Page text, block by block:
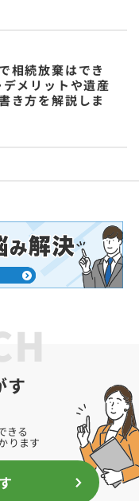
相続放棄はでき
デメリットや遺産
き方を解説しま
す
きる
ります